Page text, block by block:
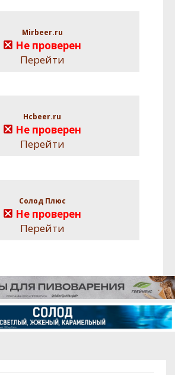
Mirbeer.ru
Не проверен
Перейти
Hcbeer.ru
Не проверен
Перейти
Солод Плюс
Не проверен
Перейти